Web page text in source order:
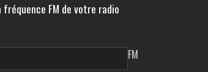
FM de votre radio
FM